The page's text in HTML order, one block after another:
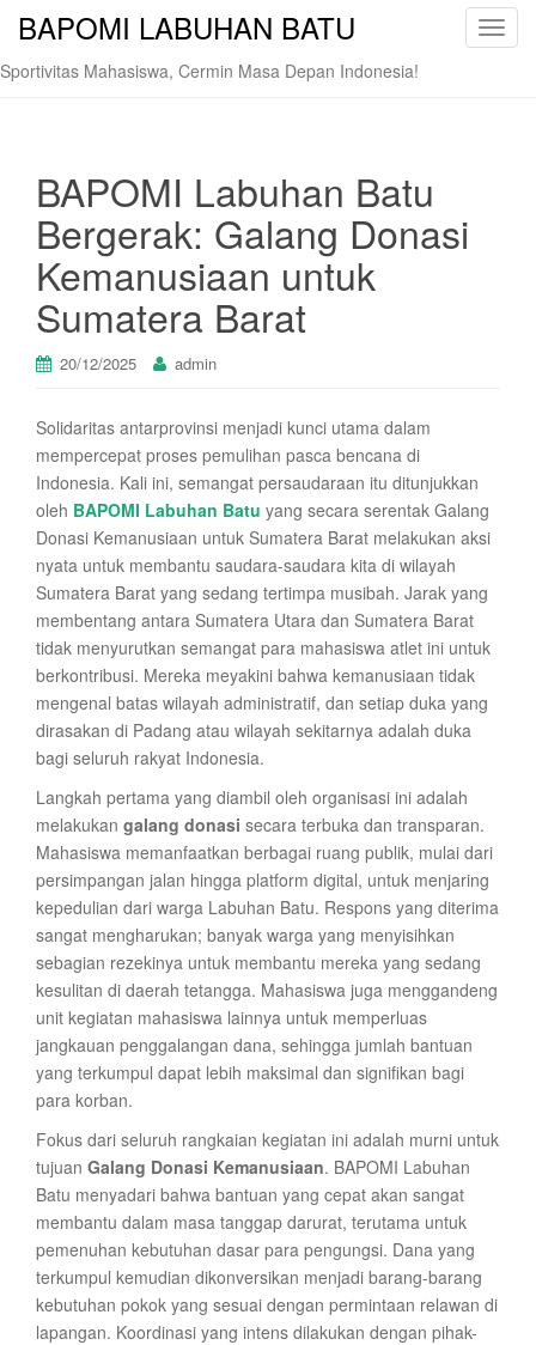
T
BAPOMI LABUHAN BATU
Sportivitas Mahasiswa, Cermin Masa Depan Indonesia!
BAPOMI Labuhan Batu
Bergerak: Galang Donasi
Kemanusiaan untuk
Sumatera Barat
20/12/2025 admin
Solidaritas antarprovinsi menjadi kunci utama dalam
mempercepat proses pemulihan pasca bencana di
Indonesia. Kali ini, semangat persaudaraan itu ditunjukkan
oleh BAPOMI Labuhan Batu yang secara serentak Galang
Donasi Kemanusiaan untuk Sumatera Barat melakukan aksi
nyata untuk membantu saudara-saudara kita di wilayah
Sumatera Barat yang sedang tertimpa musibah. Jarak yang
membentang antara Sumatera Utara dan Sumatera Barat
tidak menyurutkan semangat para mahasiswa atlet ini untuk
berkontribusi. Mereka meyakini bahwa kemanusiaan tidak
mengenal batas wilayah administratif, dan setiap duka yang
dirasakan di Padang atau wilayah sekitarnya adalah duka
bagi seluruh rakyat Indonesia.
Langkah pertama yang diambil oleh organisasi ini adalah
melakukan galang donasi secara terbuka dan transparan.
Mahasiswa memanfaatkan berbagai ruang publik, mulai dari
persimpangan jalan hingga platform digital, untuk menjaring
kepedulian dari warga Labuhan Batu. Respons yang diterima
sangat mengharukan; banyak warga yang menyisihkan
sebagian rezekinya untuk membantu mereka yang sedang
kesulitan di daerah tetangga. Mahasiswa juga menggandeng
unit kegiatan mahasiswa lainnya untuk memperluas
jangkauan penggalangan dana, sehingga jumlah bantuan
yang terkumpul dapat lebih maksimal dan signifikan bagi
para korban.
Fokus dari seluruh rangkaian kegiatan ini adalah murni untuk
tujuan Galang Donasi Kemanusiaan. BAPOMI Labuhan
Batu menyadari bahwa bantuan yang cepat akan sangat
membantu dalam masa tanggap darurat, terutama untuk
pemenuhan kebutuhan dasar para pengungsi. Dana yang
terkumpul kemudian dikonversikan menjadi barang-barang
kebutuhan pokok yang sesuai dengan permintaan relawan di
lapangan. Koordinasi yang intens dilakukan dengan pihak-